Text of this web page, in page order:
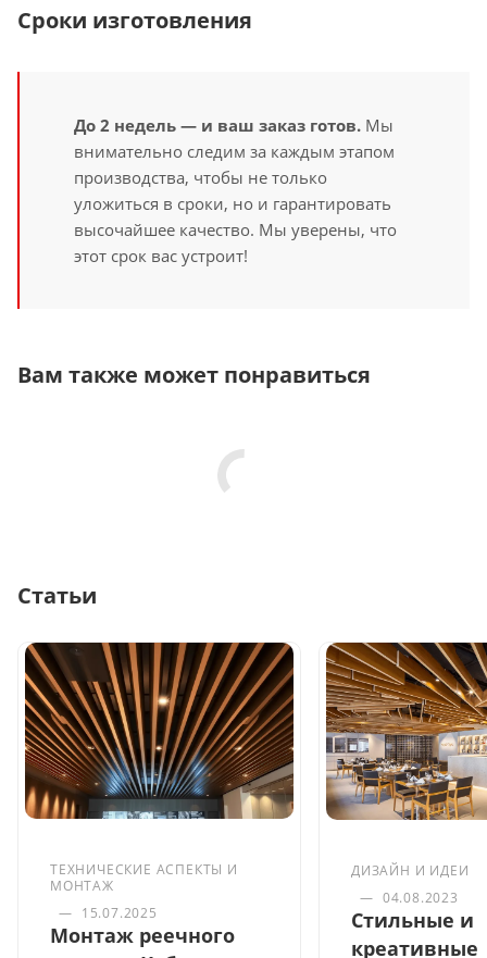
Сроки изготовления
До 2 недель — и ваш заказ готов. Мы
внимательно следим за каждым этапом
производства, чтобы не только
уложиться в сроки, но и гарантировать
высочайшее качество. Мы уверены, что
этот срок вас устроит!
Вам также может понравиться
Статьи
ТЕХНИЧЕСКИЕ АСПЕКТЫ И
МОНТАЖ
— 15.07.2025
Монтаж реечного
ДИЗАЙН И ИДЕИ
— 04.08.2023
Стильные и
креативные